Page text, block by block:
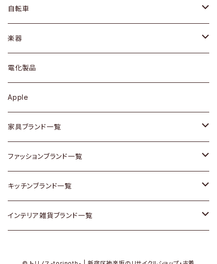
ドレッサー
シェルフ
キュリオケース / 飾り棚
カップボード / 食器棚
チェスト
その他家具
Vintageヴィンテージ / Antiqueアンティーク
Designers / デザイナーズ
アウター
トップス
ワンピース
ボトムス
靴
スカーフ
腕時計
Vintage / ヴィンテージ
プレート / ボウル
カトラリー
ケトル / ティーポット
鍋 / フライパン
Vintage / ヴィンテージ
銀製品
和物 / 作家物
その他キッチン雑貨
自転車
dahon
楽器
ギター
ベース
その他楽器
電化製品
Apple
家具ブランド一覧
ACME Furniture / アクメ ファニチャー
ACTUS / アクタス
arflex / アルフレックス
ファッションブランド一覧
agnes b / アニエス ベー
BALLY / バリー
キッチンブランド一覧
ARABIA / アラビア
インテリア雑貨ブランド一覧